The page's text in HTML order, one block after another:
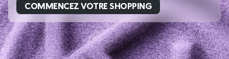
COMMENCEZ VOTRE SHOPPING